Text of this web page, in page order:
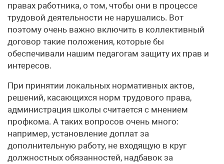
правах работника, о том, чтобы они в процессе
трудовой деятельности не нарушались. Вот
поэтому очень важно включить в коллективный
договор такие положения, которые бы
обеспечивали нашим педагогам защиту их прав и
интересов.
При принятии локальных нормативных актов,
решений, касающихся норм трудового права,
администрация школы считается с мнением
профкома. А таких вопросов очень много:
например, установление доплат за
дополнительную работу, не входящую в круг
должностных обязанностей, надбавок за